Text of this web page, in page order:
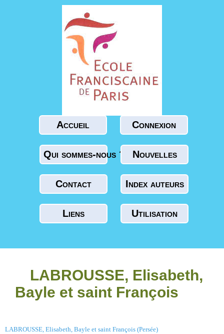
Accueil Connexion
Qui sommes-nous ? Nouvelles
Contact Index auteurs
Liens Utilisation
LABROUSSE, Elisabeth,
Bayle et saint François
LABROUSSE, Elisabeth, Bayle et saint François (Persée)